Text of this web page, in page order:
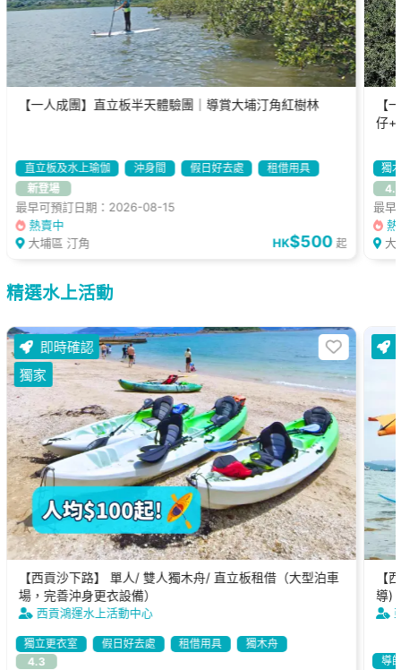
【一人成團】直立板半天體驗團｜導賞大埔汀角紅樹林
直立板及水上瑜伽 沖身間 假日好去處
租借用具
新登場
最早可預訂日期：2026-08-15
熱賣中
大埔區 汀角
HK$500 起
【
仔+
獨
4.3
最早
熱
大
精選水上活動
【西貢沙下路】 單人/ 雙人獨木舟/ 直立板租借（大型泊車
場，完善沖身更衣設備）
西貢鴻運水上活動中心
獨立更衣室 假日好去處 租借用具
獨木舟
4.3
即時確認
獨家
【
導)
導